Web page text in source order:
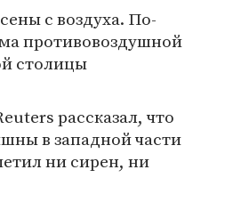
с воздуха. По-
противовоздушной
столицы
рассказал, что
в западной части
ни сирен, ни